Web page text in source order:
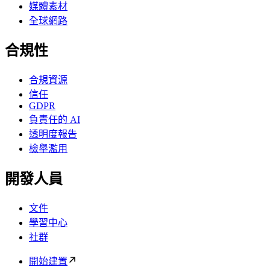
媒體素材
全球網路
合規性
合規資源
信任
GDPR
負責任的 AI
透明度報告
檢舉濫用
開發人員
文件
學習中心
社群
開始建置